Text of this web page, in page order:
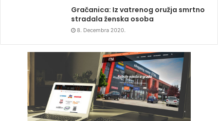
Gračanica: Iz vatrenog oružja smrtno
stradala ženska osoba
8. Decembra 2020.